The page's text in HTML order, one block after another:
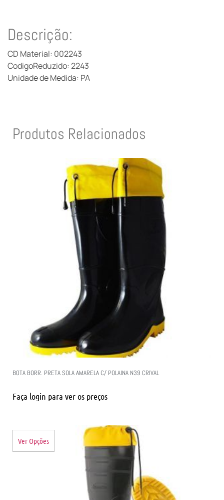
Descrição:
CD Material: 002243
CodigoReduzido: 2243
Unidade de Medida: PA
Produtos Relacionados
BOTA BORR. PRETA SOLA AMARELA C/ POLAINA N39 CRIVAL
Faça login para ver os preços
Ver Opções